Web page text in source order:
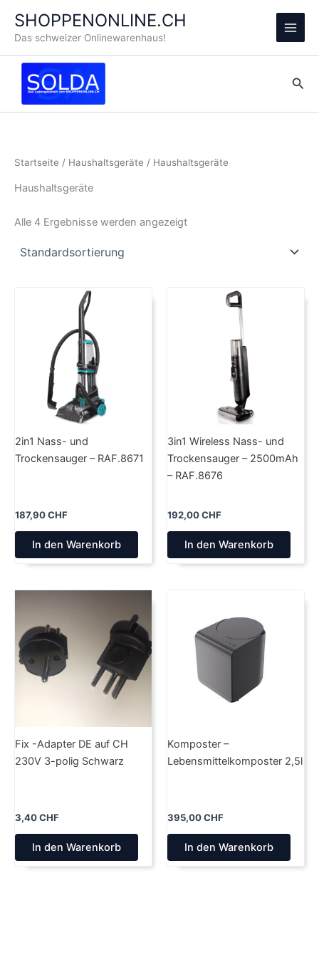
Inhalt
springen
SHOPPENONLINE.CH
Das schweizer Onlinewarenhaus!
Main
Startseite / Haushaltsgeräte / Haushaltsgeräte
Haushaltsgeräte
Alle 4 Ergebnisse werden angezeigt
2in1 Nass- und
Trockensauger – RAF.8671
187,90CHF
In den Warenkorb
3in1 Wireless Nass- und
Trockensauger – 2500mAh
– RAF.8676
192,00CHF
In den Warenkorb
Fix -Adapter DE auf CH
230V 3-polig Schwarz
3,40CHF
In den Warenkorb
Komposter –
Lebensmittelkomposter 2,5l
395,00CHF
In den Warenkorb